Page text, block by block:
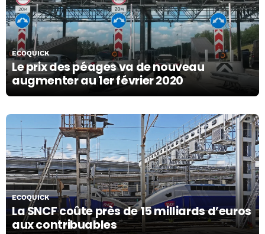
Le prix des péages va de nouveau
augmenter au 1er février 2020
ECOQUICK
05/11/19
La SNCF coûte près de 15 milliards d’euros
aux contribuables
ECOQUICK
04/11/19